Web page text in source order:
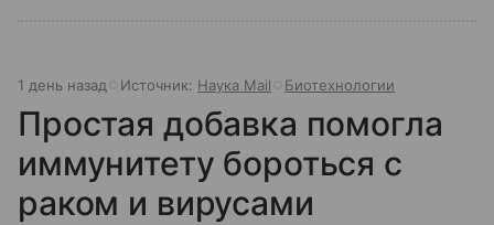
1 день назад Источник: Наука Mail Биотехнологии
Простая добавка помогла
иммунитету бороться с
раком и вирусами